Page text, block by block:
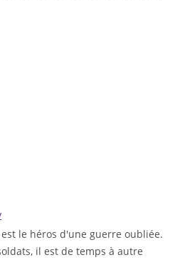
est le héros d'une guerre oubliée.
il est de temps à autre